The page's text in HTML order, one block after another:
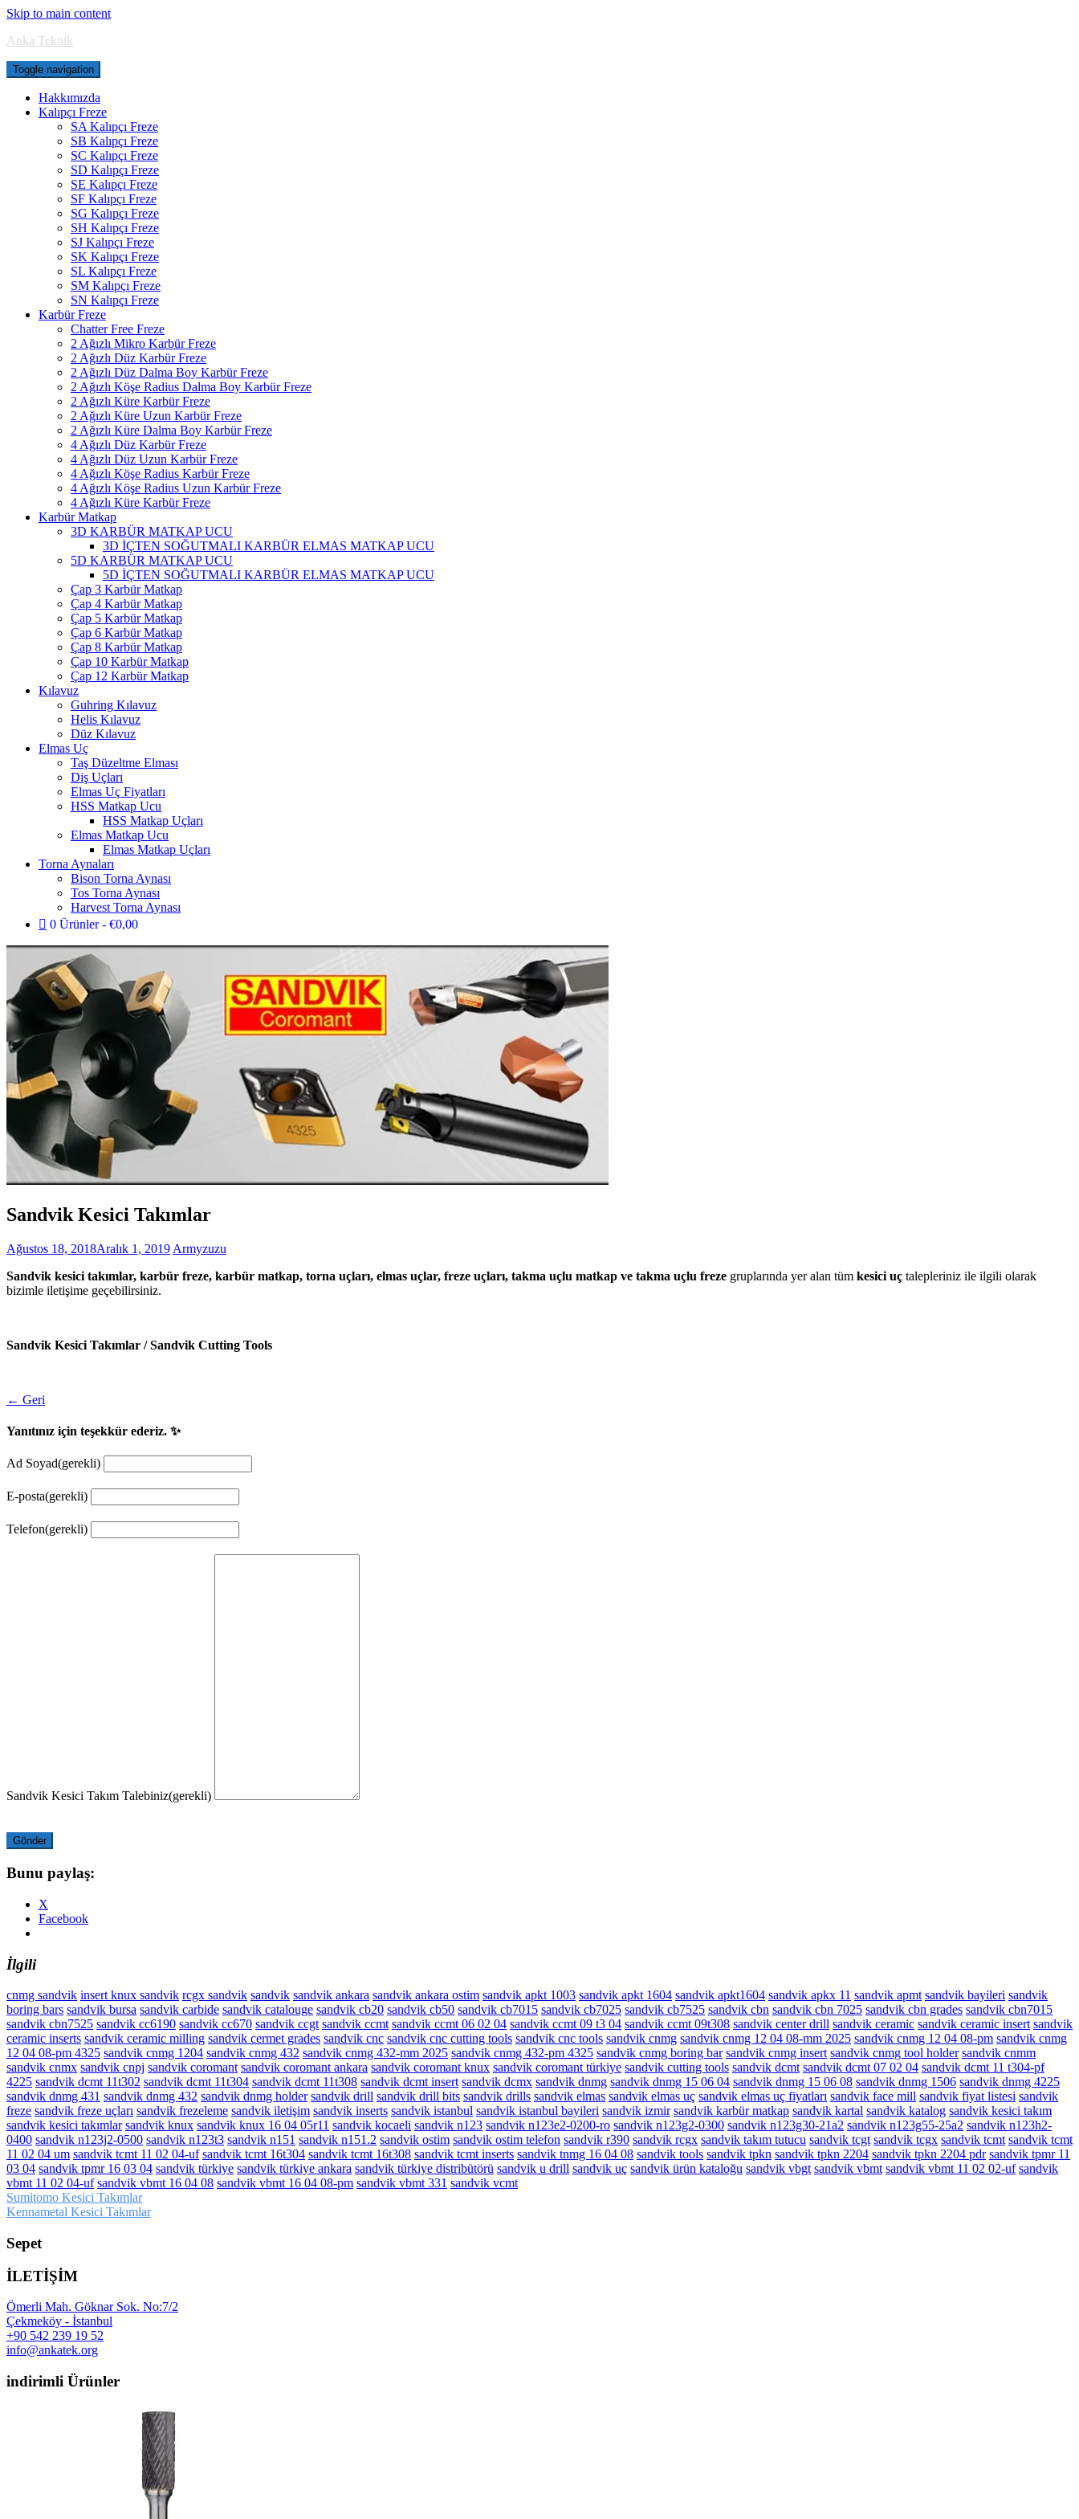
Skip to main content
Anka Teknik
Toggle navigation
Hakkımızda
Kalıpçı Freze
SA Kalıpçı Freze
SB Kalıpçı Freze
SC Kalıpçı Freze
SD Kalıpçı Freze
SE Kalıpçı Freze
SF Kalıpçı Freze
SG Kalıpçı Freze
SH Kalıpçı Freze
SJ Kalıpçı Freze
SK Kalıpçı Freze
SL Kalıpçı Freze
SM Kalıpçı Freze
SN Kalıpçı Freze
Karbür Freze
Chatter Free Freze
2 Ağızlı Mikro Karbür Freze
2 Ağızlı Düz Karbür Freze
2 Ağızlı Düz Dalma Boy Karbür Freze
2 Ağızlı Köşe Radius Dalma Boy Karbür Freze
2 Ağızlı Küre Karbür Freze
2 Ağızlı Küre Uzun Karbür Freze
2 Ağızlı Küre Dalma Boy Karbür Freze
4 Ağızlı Düz Karbür Freze
4 Ağızlı Düz Uzun Karbür Freze
4 Ağızlı Köşe Radius Karbür Freze
4 Ağızlı Köşe Radius Uzun Karbür Freze
4 Ağızlı Küre Karbür Freze
Karbür Matkap
3D KARBÜR MATKAP UCU
3D İÇTEN SOĞUTMALI KARBÜR ELMAS MATKAP UCU
5D KARBÜR MATKAP UCU
5D İÇTEN SOĞUTMALI KARBÜR ELMAS MATKAP UCU
Çap 3 Karbür Matkap
Çap 4 Karbür Matkap
Çap 5 Karbür Matkap
Çap 6 Karbür Matkap
Çap 8 Karbür Matkap
Çap 10 Karbür Matkap
Çap 12 Karbür Matkap
Kılavuz
Guhring Kılavuz
Helis Kılavuz
Düz Kılavuz
Elmas Uç
Taş Düzeltme Elması
Diş Uçları
Elmas Uç Fiyatları
HSS Matkap Ucu
HSS Matkap Uçları
Elmas Matkap Ucu
Elmas Matkap Uçları
Torna Aynaları
Bison Torna Aynası
Tos Torna Aynası
Harvest Torna Aynası
0 Ürünler
€0,00
Sandvik Kesici Takımlar
Ağustos 18, 2018Aralık 1, 2019 Armyzuzu
Sandvik kesici takımlar, karbür freze, karbür matkap, torna uçları, elmas uçlar, freze uçları, takma uçlu matkap ve takma uçlu freze gruplarında yer alan tüm kesici uç talepleriniz ile ilgili olarak
bizimle iletişime geçebilirsiniz.
Sandvik Kesici Takımlar / Sandvik Cutting Tools
← Geri
Yanıtınız için teşekkür ederiz. ✨
Ad Soyad(gerekli)
E-posta(gerekli)
Telefon(gerekli)
Sandvik Kesici Takım Talebiniz(gerekli)
Gönder
Bunu paylaş:
X
Facebook
İlgili
cnmg sandvik insert knux sandvik rcgx sandvik sandvik sandvik ankara sandvik ankara ostim sandvik apkt 1003 sandvik apkt 1604 sandvik apkt1604 sandvik apkx 11 sandvik apmt sandvik bayileri sandvik
boring bars sandvik bursa sandvik carbide sandvik catalouge sandvik cb20 sandvik cb50 sandvik cb7015 sandvik cb7025 sandvik cb7525 sandvik cbn sandvik cbn 7025 sandvik cbn grades sandvik cbn7015
sandvik cbn7525 sandvik cc6190 sandvik cc670 sandvik ccgt sandvik ccmt sandvik ccmt 06 02 04 sandvik ccmt 09 t3 04 sandvik ccmt 09t308 sandvik center drill sandvik ceramic sandvik ceramic insert sandvik
ceramic inserts sandvik ceramic milling sandvik cermet grades sandvik cnc sandvik cnc cutting tools sandvik cnc tools sandvik cnmg sandvik cnmg 12 04 08-mm 2025 sandvik cnmg 12 04 08-pm sandvik cnmg
12 04 08-pm 4325 sandvik cnmg 1204 sandvik cnmg 432 sandvik cnmg 432-mm 2025 sandvik cnmg 432-pm 4325 sandvik cnmg boring bar sandvik cnmg insert sandvik cnmg tool holder sandvik cnmm
sandvik cnmx sandvik cnpj sandvik coromant sandvik coromant ankara sandvik coromant knux sandvik coromant türkiye sandvik cutting tools sandvik dcmt sandvik dcmt 07 02 04 sandvik dcmt 11 t304-pf
4225 sandvik dcmt 11t302 sandvik dcmt 11t304 sandvik dcmt 11t308 sandvik dcmt insert sandvik dcmx sandvik dnmg sandvik dnmg 15 06 04 sandvik dnmg 15 06 08 sandvik dnmg 1506 sandvik dnmg 4225
sandvik dnmg 431 sandvik dnmg 432 sandvik dnmg holder sandvik drill sandvik drill bits sandvik drills sandvik elmas sandvik elmas uç sandvik elmas uç fiyatları sandvik face mill sandvik fiyat listesi sandvik
freze sandvik freze uçları sandvik frezeleme sandvik iletişim sandvik inserts sandvik istanbul sandvik istanbul bayileri sandvik izmir sandvik karbür matkap sandvik kartal sandvik katalog sandvik kesici takım
sandvik kesici takımlar sandvik knux sandvik knux 16 04 05r11 sandvik kocaeli sandvik n123 sandvik n123e2-0200-ro sandvik n123g2-0300 sandvik n123g30-21a2 sandvik n123g55-25a2 sandvik n123h2-
0400 sandvik n123j2-0500 sandvik n123t3 sandvik n151 sandvik n151.2 sandvik ostim sandvik ostim telefon sandvik r390 sandvik rcgx sandvik takım tutucu sandvik tcgt sandvik tcgx sandvik tcmt sandvik tcmt
11 02 04 um sandvik tcmt 11 02 04-uf sandvik tcmt 16t304 sandvik tcmt 16t308 sandvik tcmt inserts sandvik tnmg 16 04 08 sandvik tools sandvik tpkn sandvik tpkn 2204 sandvik tpkn 2204 pdr sandvik tpmr 11
03 04 sandvik tpmr 16 03 04 sandvik türkiye sandvik türkiye ankara sandvik türkiye distribütörü sandvik u drill sandvik uç sandvik ürün kataloğu sandvik vbgt sandvik vbmt sandvik vbmt 11 02 02-uf sandvik
vbmt 11 02 04-uf sandvik vbmt 16 04 08 sandvik vbmt 16 04 08-pm sandvik vbmt 331 sandvik vcmt
Yazı
gezinmesi
Sumitomo Kesici Takımlar
Kennametal Kesici Takımlar
Sepet
İLETİŞİM
Ömerli Mah. Göknar Sok. No:7/2
Çekmeköy - İstanbul
+90 542 239 19 52
info@ankatek.org
indirimli Ürünler